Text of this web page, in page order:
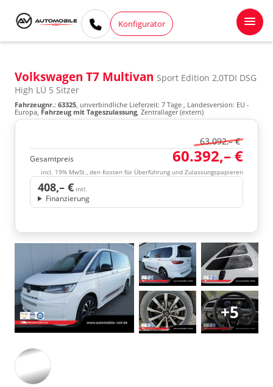
Konfigurator
Volkswagen T7 Multivan Sport Edition 2,0TDI DSG
High LÜ 5 Sitzer
Fahrzeugnr.: 63325, unverbindliche Lieferzeit: 7 Tage , Landesversion: EU -
Europa, Fahrzeug mit Tageszulassung, Zentrallager (extern)
63.092,– €
Gesamtpreis 60.392,– €
incl. 19% MwSt., den Kosten für Überführung und Zulassungspapieren
408,– € mtl.
Finanzierung
+5